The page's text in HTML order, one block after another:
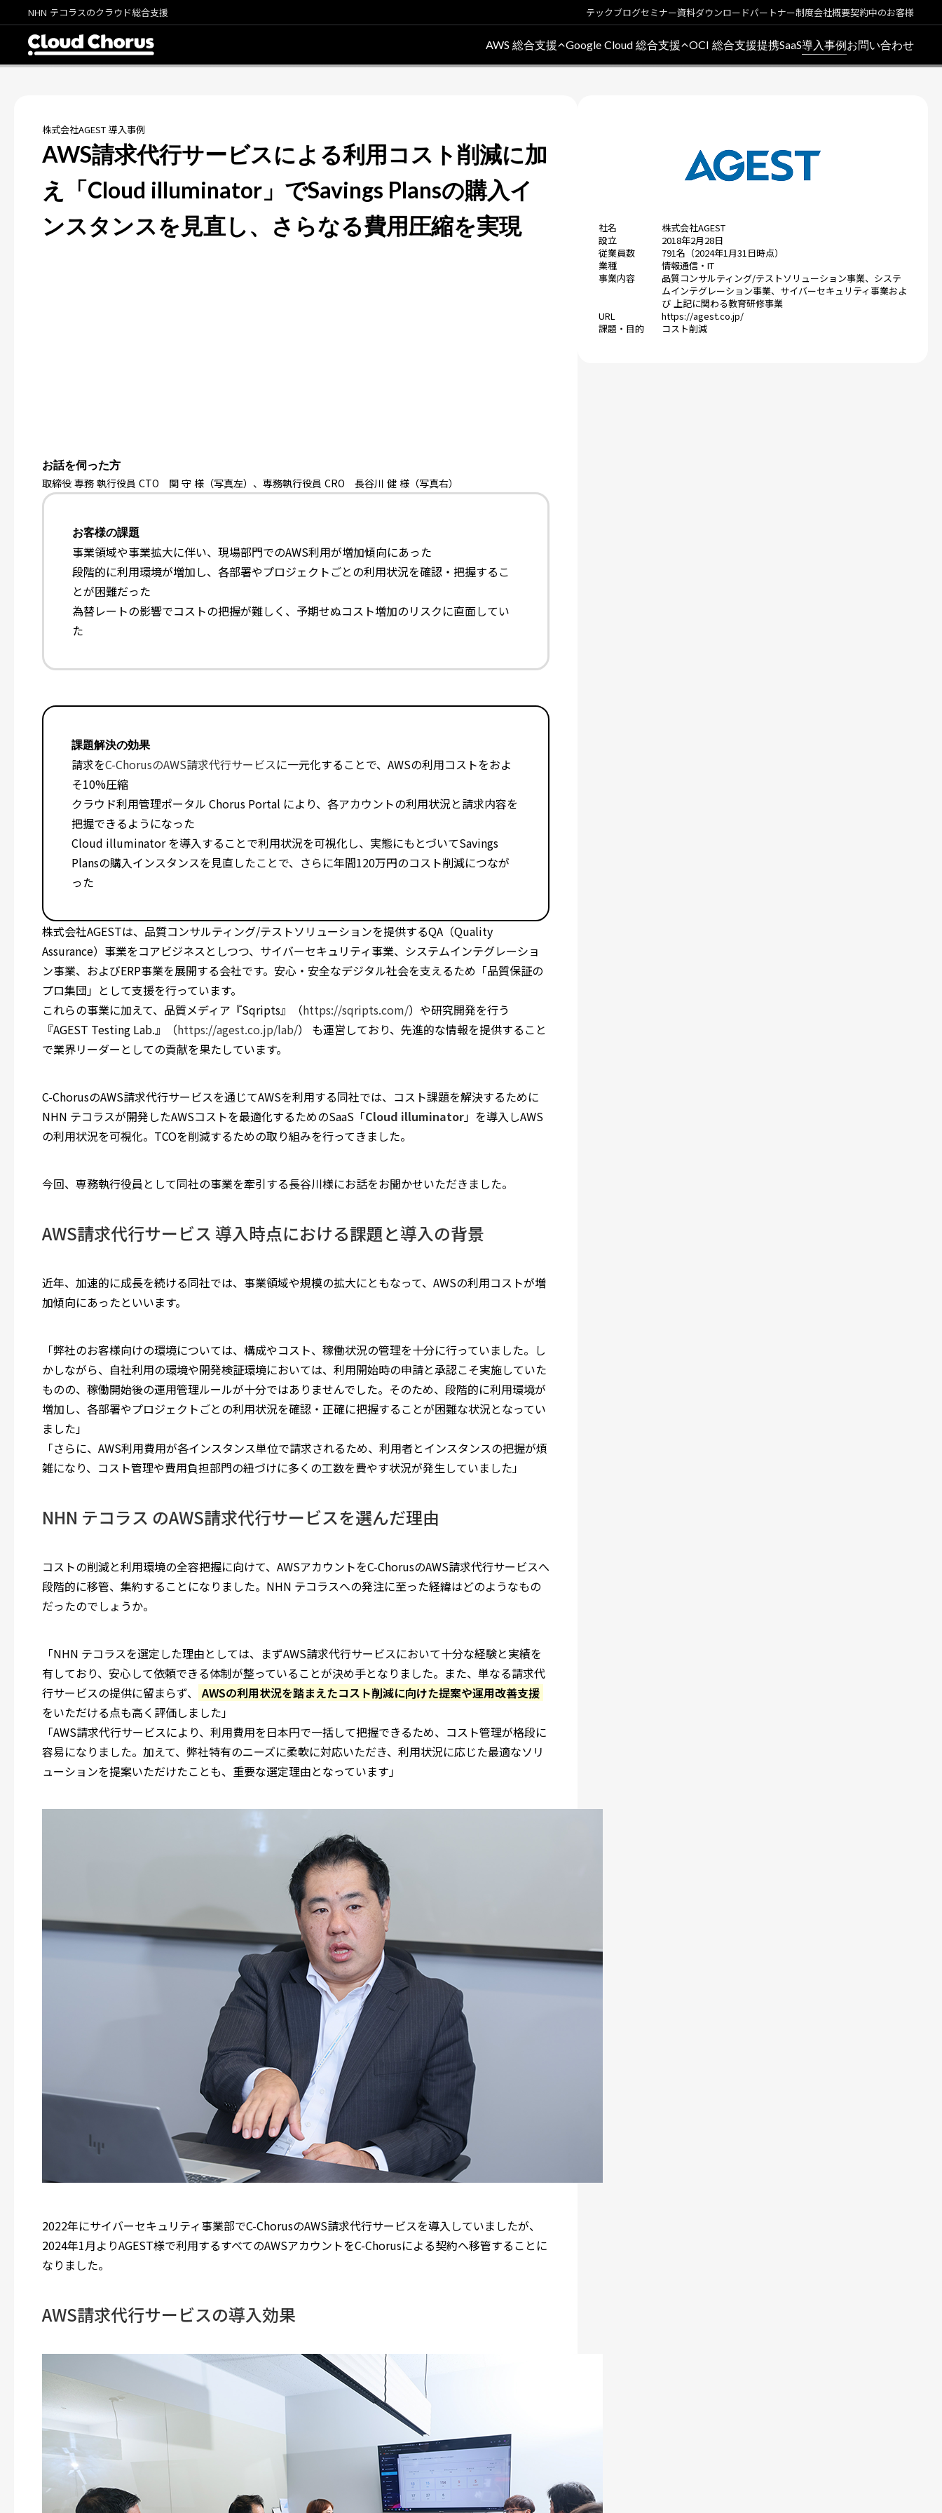
NHN テコラスのクラウド総合支援 テックブログセミナー資料ダウンロードパートナー制度会社概要契約中のお客様
AWS 総合支援 Google Cloud 総合支援 OCI 総合支援提携SaaS導入事例お問い合わせ
株式会社AGEST 導入事例
AWS請求代行サービスによる利用コスト削減に加
え「Cloud illuminator」でSavings Plansの購入イ
ンスタンスを見直し、さらなる費用圧縮を実現
お話を伺った方
取締役 専務 執行役員 CTO 関 守 様（写真左）、専務執行役員 CRO 長谷川 健 様（写真右）
お客様の課題
事業領域や事業拡大に伴い、現場部門でのAWS利用が増加傾向にあった
段階的に利用環境が増加し、各部署やプロジェクトごとの利用状況を確認・把握するこ
とが困難だった
為替レートの影響でコストの把握が難しく、予期せぬコスト増加のリスクに直面してい
た
課題解決の効果
請求をC-ChorusのAWS請求代行サービスに一元化することで、AWSの利用コストをおよ
そ10%圧縮
クラウド利用管理ポータル Chorus Portal により、各アカウントの利用状況と請求内容を
把握できるようになった
Cloud illuminator を導入することで利用状況を可視化し、実態にもとづいてSavings
Plansの購入インスタンスを見直したことで、さらに年間120万円のコスト削減につなが
った
株式会社AGESTは、品質コンサルティング/テストソリューションを提供するQA（Quality
Assurance）事業をコアビジネスとしつつ、サイバーセキュリティ事業、システムインテグレーショ
ン事業、およびERP事業を展開する会社です。安心・安全なデジタル社会を支えるため「品質保証の
プロ集団」として支援を行っています。
これらの事業に加えて、品質メディア『Sqripts』（https://sqripts.com/）や研究開発を行う
『AGEST Testing Lab.』（https://agest.co.jp/lab/） も運営しており、先進的な情報を提供すること
で業界リーダーとしての貢献を果たしています。
C-ChorusのAWS請求代行サービスを通じてAWSを利用する同社では、コスト課題を解決するために
NHN テコラスが開発したAWSコストを最適化するためのSaaS「Cloud illuminator」を導入しAWS
の利用状況を可視化。TCOを削減するための取り組みを行ってきました。
今回、専務執行役員として同社の事業を牽引する長谷川様にお話をお聞かせいただきました。
AWS請求代行サービス 導入時点における課題と導入の背景
近年、加速的に成長を続ける同社では、事業領域や規模の拡大にともなって、AWSの利用コストが増
加傾向にあったといいます。
「弊社のお客様向けの環境については、構成やコスト、稼働状況の管理を十分に行っていました。し
かしながら、自社利用の環境や開発検証環境においては、利用開始時の申請と承認こそ実施していた
ものの、稼働開始後の運用管理ルールが十分ではありませんでした。そのため、段階的に利用環境が
増加し、各部署やプロジェクトごとの利用状況を確認・正確に把握することが困難な状況となってい
ました」
「さらに、AWS利用費用が各インスタンス単位で請求されるため、利用者とインスタンスの把握が煩
雑になり、コスト管理や費用負担部門の紐づけに多くの工数を費やす状況が発生していました」
NHN テコラス のAWS請求代行サービスを選んだ理由
コストの削減と利用環境の全容把握に向けて、AWSアカウントをC-ChorusのAWS請求代行サービスへ
段階的に移管、集約することになりました。NHN テコラスへの発注に至った経緯はどのようなもの
だったのでしょうか。
「NHN テコラスを選定した理由としては、まずAWS請求代行サービスにおいて十分な経験と実績を
有しており、安心して依頼できる体制が整っていることが決め手となりました。また、単なる請求代
行サービスの提供に留まらず、
AWSの利用状況を踏まえたコスト削減に向けた提案や運用改善支援
をいただける点も高く評価しました」
「AWS請求代行サービスにより、利用費用を日本円で一括して把握できるため、コスト管理が格段に
容易になりました。加えて、弊社特有のニーズに柔軟に対応いただき、利用状況に応じた最適なソリ
ューションを提案いただけたことも、重要な選定理由となっています」
2022年にサイバーセキュリティ事業部でC-ChorusのAWS請求代行サービスを導入していましたが、
2024年1月よりAGEST様で利用するすべてのAWSアカウントをC-Chorusによる契約へ移管することに
なりました。
AWS請求代行サービスの導入効果
社名
株式会社AGEST
設立
2018年2月28日
従業員数
791名（2024年1月31日時点）
業種
情報通信・IT
事業内容
品質コンサルティング/テストソリューション事業、システ
ムインテグレーション事業、サイバーセキュリティ事業およ
び 上記に関わる教育研修事業
URL
https://agest.co.jp/
課題・目的
コスト削減